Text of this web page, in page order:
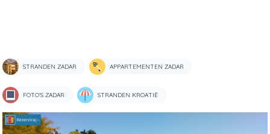
STRANDEN ZADAR APPARTEMENTEN ZADAR
FOTO'S ZADAR STRANDEN KROATIË